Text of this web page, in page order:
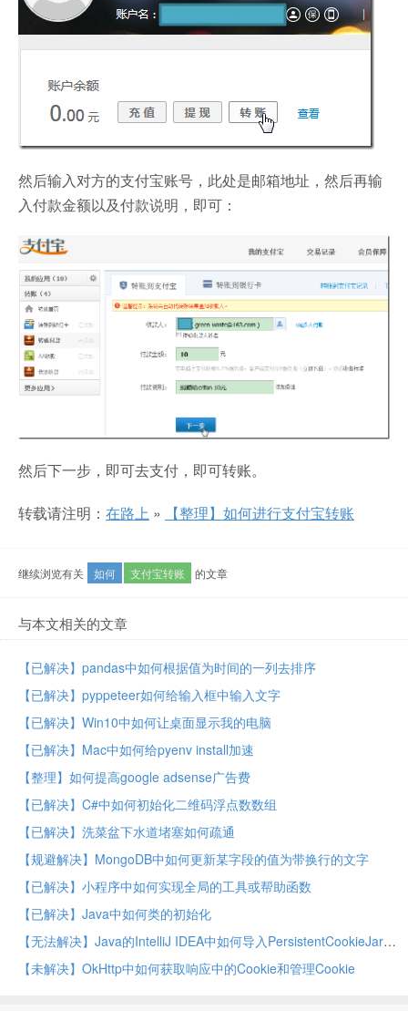
然后输入对方的支付宝账号，此处是邮箱地址，然后再输
入付款金额以及付款说明，即可：
然后下一步，即可去支付，即可转账。
转载请注明： 在路上 » 【整理】如何进行支付宝转账
继续浏览有关 如何 支付宝转账 的文章
与本文相关的文章
【已解决】pandas中如何根据值为时间的一列去排序
【已解决】pyppeteer如何给输入框中输入文字
【已解决】Win10中如何让桌面显示我的电脑
【已解决】Mac中如何给pyenv install加速
【整理】如何提高google adsense广告费
【已解决】C#中如何初始化二维码浮点数数组
【已解决】洗菜盆下水道堵塞如何疏通
【规避解决】MongoDB中如何更新某字段的值为带换行的文字
【已解决】小程序中如何实现全局的工具或帮助函数
【已解决】Java中如何类的初始化
【无法解决】Java的IntelliJ IDEA中如何导入PersistentCookieJar这个库
【未解决】OkHttp中如何获取响应中的Cookie和管理Cookie